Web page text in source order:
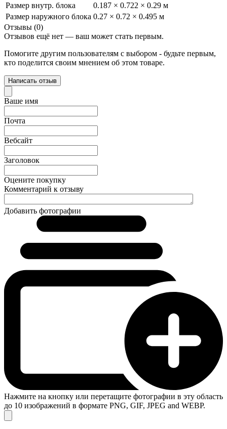
Размер внутр. блока
0.187 × 0.722 × 0.29 м
Размер наружного блока 0.27 × 0.72 × 0.495 м
Отзывы (0)
Отзывов ещё нет — ваш может стать первым.
Помогите другим пользователям с выбором - будьте первым,
кто поделится своим мнением об этом товаре.
Написать отзыв
Ваше имя
Почта
Вебсайт
Заголовок
Оцените покупку
Комментарий к отзыву
Добавить фотографии
Нажмите на кнопку или перетащите фотографии в эту область
до 10 изображений в формате PNG, GIF, JPEG and WEBP.